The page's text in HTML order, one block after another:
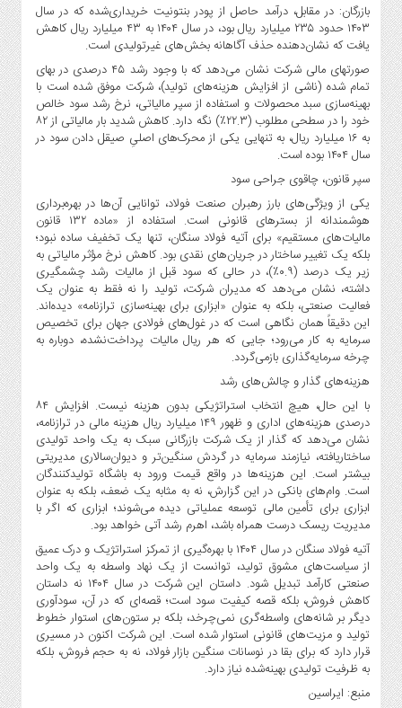
بازرگان: در مقابل، درآمد حاصل از پودر بنتونیت خریداری‌شده که در سال
۱۴۰۳ حدود ۲۳۵ میلیارد ریال بود، در سال ۱۴۰۴ به ۴۳ میلیارد ریال کاهش
یافت که نشان‌دهنده حذف آگاهانه بخش‌های غیرتولیدی است.
صورتهای مالی شرکت نشان می‌دهد که با وجود رشد ۴۵ درصدی در بهای
تمام شده (ناشی از افزایش هزینه‌های تولید)، شرکت موفق شده است با
بهینه‌سازی سبد محصولات و استفاده از سپر مالیاتی، نرخ رشد سود خالص
خود را در سطحی مطلوب (۲۲.۳٪) نگه دارد. کاهش شدید بار مالیاتی از ۸۲
به ۱۶ میلیارد ریال، به تنهایی یکی از محرک‌های اصلیِ صیقل دادن سود در
سال ۱۴۰۴ بوده است.
سپر قانون، چاقوی جراحی سود
یکی از ویژگی‌های بارز رهبران صنعت فولاد، توانایی آن‌ها در بهره‌برداری
هوشمندانه از بسترهای قانونی است. استفاده از «ماده ۱۳۲ قانون
مالیات‌های مستقیم» برای آتیه فولاد سنگان، تنها یک تخفیف ساده نبود؛
بلکه یک تغییر ساختار در جریان‌های نقدی بود. کاهش نرخ مؤثر مالیاتی به
زیر یک درصد (۰.۹٪)، در حالی که سود قبل از مالیات رشد چشمگیری
داشته، نشان می‌دهد که مدیران شرکت، تولید را نه فقط به عنوان یک
فعالیت صنعتی، بلکه به عنوان «ابزاری برای بهینه‌سازی ترازنامه» دیده‌اند.
این دقیقاً همان نگاهی است که در غول‌های فولادی جهان برای تخصیص
سرمایه به کار می‌رود؛ جایی که هر ریال مالیات پرداخت‌نشده، دوباره به
چرخه سرمایه‌گذاری بازمی‌گردد.
هزینه‌های گذار و چالش‌های رشد
با این حال، هیچ انتخاب استراتژیکی بدون هزینه نیست. افزایش ۸۴
درصدی هزینه‌های اداری و ظهور ۱۴۹ میلیارد ریال هزینه مالی در ترازنامه،
نشان می‌دهد که گذار از یک شرکت بازرگانی سبک به یک واحد تولیدی
ساختاریافته، نیازمند سرمایه در گردش سنگین‌تر و دیوان‌سالاری مدیریتی
بیشتر است. این هزینه‌ها در واقع قیمت ورود به باشگاه تولیدکنندگان
است. وام‌های بانکی در این گزارش، نه به مثابه یک ضعف، بلکه به عنوان
ابزاری برای تأمین مالی توسعه‌ عملیاتی دیده می‌شوند؛ ابزاری که اگر با
مدیریت ریسک درست همراه باشد، اهرم رشد آتی خواهد بود.
آتیه فولاد سنگان در سال ۱۴۰۴ با بهره‌گیری از تمرکز استراتژیک و درک عمیق
از سیاست‌های مشوق تولید، توانست از یک نهاد واسطه به یک واحد
صنعتی کارآمد تبدیل شود. داستان این شرکت در سال ۱۴۰۴ نه داستان
کاهش فروش، بلکه قصه کیفیت سود است؛ قصه‌ای که در آن، سودآوری
دیگر بر شانه‌های واسطه‌گری نمی‌چرخد، بلکه بر ستون‌های استوار خطوط
تولید و مزیت‌های قانونی استوار شده است. این شرکت اکنون در مسیری
قرار دارد که برای بقا در نوسانات سنگین بازار فولاد، نه به حجم فروش، بلکه
به ظرفیت تولیدی بهینه‌شده نیاز دارد.
منبع: ایراسین